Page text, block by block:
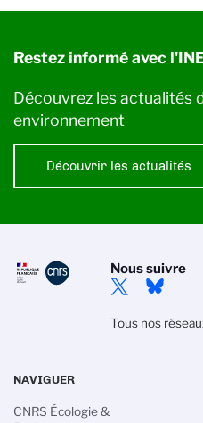
Restez informé avec
Découvrez les actualités
environnement
Découvrir les actualités
Nous suivre
Tous nos
NAVIGUER
CNRS Écologie &